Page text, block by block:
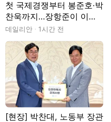
첫 국제경쟁부터 봉준호·박
찬욱까지…장항준이 이끄
는 제천국제음악영화제 개
막 준비 완료 [현장]
데일리안 1시간 전
[현장] 박찬대, 노동부 장관